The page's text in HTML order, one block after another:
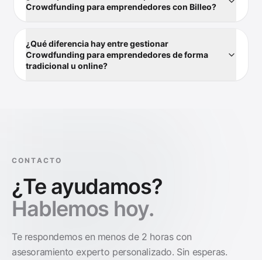
Crowdfunding para emprendedores con Billeo?
¿Qué diferencia hay entre gestionar
Crowdfunding para emprendedores de forma
tradicional u online?
CONTACTO
¿Te ayudamos?
Hablemos hoy.
Te respondemos en menos de 2 horas con
asesoramiento experto personalizado. Sin esperas.